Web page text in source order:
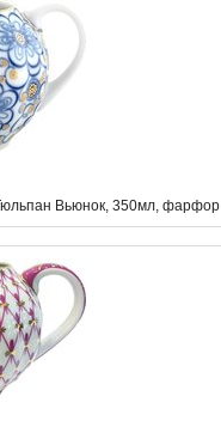
Вьюнок, 350мл, фарфор